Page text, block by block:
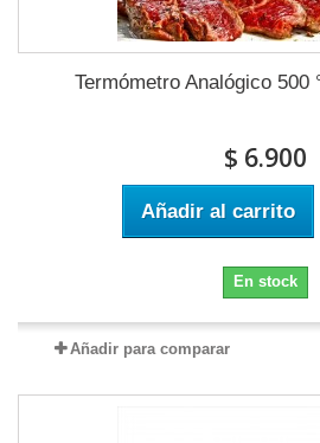
Termómetro Analógico 500
$ 6.900
Añadir al carrito
En stock
Añadir para comparar